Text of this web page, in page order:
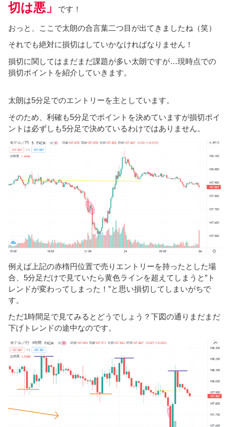
切は悪」
です！
おっと、ここで太朗の合言葉二つ目が出てきましたね（笑）
それでも絶対に損切はしていかなければなりません！
損切に関してはまだまだ課題が多い太朗ですが…現時点での
損切ポイントを紹介していきます。
太朗は5分足でのエントリーを主としています。
そのため、利確も5分足でポイントを決めていますが損切ポイ
ントは必ずしも5分足で決めているわけではありません。
例えば上記の赤楕円位置で売りエントリーを持ったとした場
合、5分足だけで見ていたら黄色ラインを超えてしまうと”ト
レンドが変わってしまった！”と思い損切してしまいがちで
す。
ただ1時間足で見てみるとどうでしょう？下図の通りまだまだ
下げトレンドの途中なのです。